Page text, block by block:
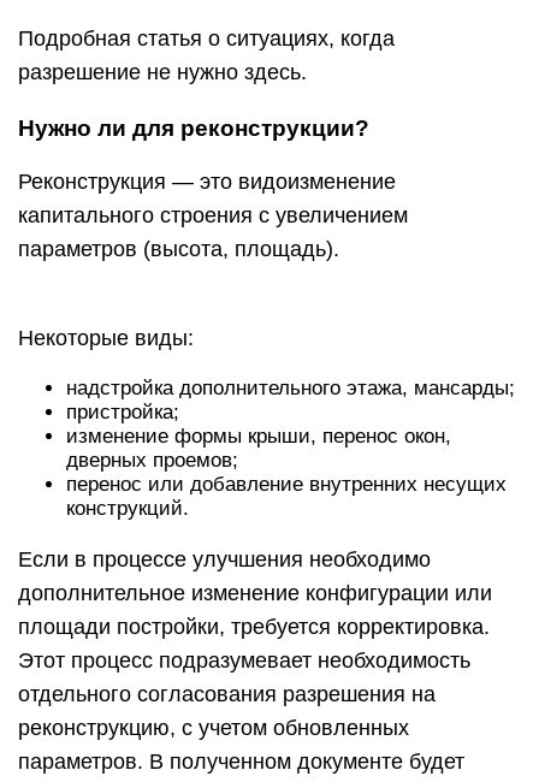
Подробная статья о ситуациях, когда
разрешение не нужно здесь.
Нужно ли для реконструкции?
Реконструкция — это видоизменение
капитального строения с увеличением
параметров (высота, площадь).
Некоторые виды:
надстройка дополнительного этажа, мансарды;
пристройка;
изменение формы крыши, перенос окон,
дверных проемов;
перенос или добавление внутренних несущих
конструкций.
Если в процессе улучшения необходимо
дополнительное изменение конфигурации или
площади постройки, требуется корректировка.
Этот процесс подразумевает необходимость
отдельного согласования разрешения на
реконструкцию, с учетом обновленных
параметров. В полученном документе будет